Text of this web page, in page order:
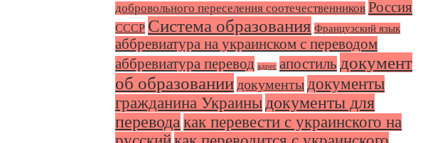
добровольного переселения соотечественников Россия
СССР Система образования Французский язык
аббревиатура на украинском с переводом
аббревиатура перевод адрес апостиль документ
об образовании документыдокументы
гражданина Украины документы для
перевода как перевести с украинского на